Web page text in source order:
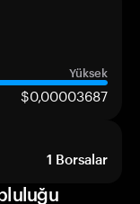
Yüksek
$0,00003687
1 Borsalar